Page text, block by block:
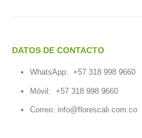
DATOS DE CONTACTO
WhatsApp: +57 318 998 9660
Móvil: +57 318 998 9660
Correo: info@florescali.com.co